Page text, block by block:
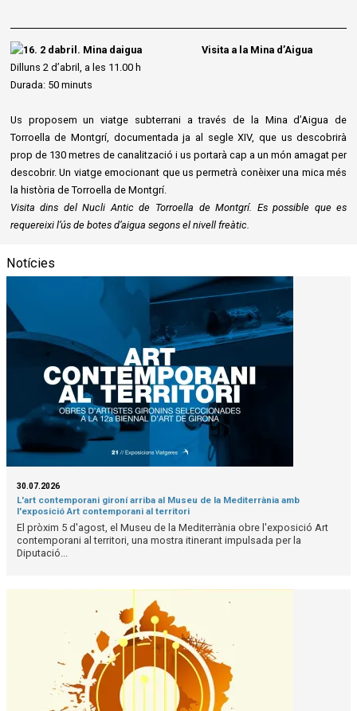
Visita a la Mina d’Aigua
Dilluns 2 d’abril, a les 11.00 h
Durada: 50 minuts
Us proposem un viatge subterrani a través de la Mina d’Aigua de
Torroella de Montgrí, documentada ja al segle XIV, que us descobrirà
prop de 130 metres de canalització i us portarà cap a un món amagat per
descobrir. Un viatge emocionant que us permetrà conèixer una mica més
la història de Torroella de Montgrí.
Visita dins del Nucli Antic de Torroella de Montgrí. Es possible que es
requereixi l’ús de botes d’aigua segons el nivell freàtic.
Notícies
30.07.2026
L'art contemporani gironí arriba al Museu de la Mediterrània amb
l'exposició Art contemporani al territori
El pròxim 5 d'agost, el Museu de la Mediterrània obre l'exposició Art
contemporani al territori, una mostra itinerant impulsada per la
Diputació...